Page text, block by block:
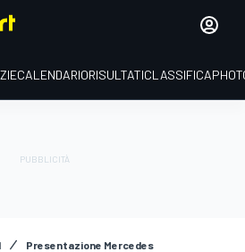
CALENDARIORISULTATICLASSIFICA
Presentazione Mercedes